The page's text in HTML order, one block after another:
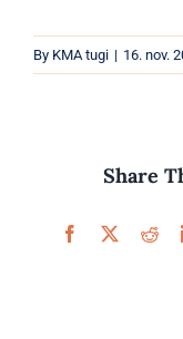
Eripakkumised
By KMA tugi | 16. nov.
Share
Facebook
X